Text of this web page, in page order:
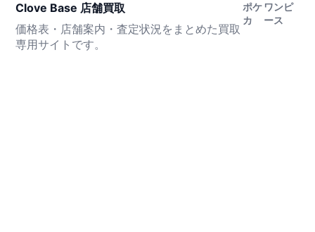
Clove Base 店舗買取
価格表・店舗案内・査定状況をまとめた買取
専用サイトです。
ポケ
カ
ワンピ
ース